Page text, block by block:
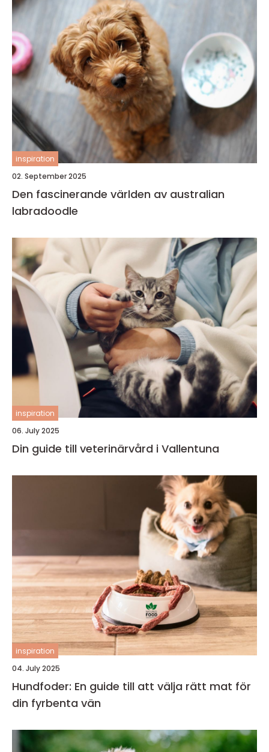
inspiration
02. September 2025
Den fascinerande världen av australian
labradoodle
inspiration
06. July 2025
Din guide till veterinärvård i Vallentuna
inspiration
04. July 2025
Hundfoder: En guide till att välja rätt mat för
din fyrbenta vän